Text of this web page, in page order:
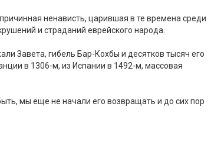
ненависть, царившая в те времена среди
и страданий еврейского народа.
Завета, гибель Бар-Кохбы и десятков тысяч его
в 1306-м, из Испании в 1492-м, массовая
мы еще не начали его возвращать и до сих пор